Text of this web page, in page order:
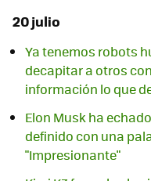
20 julio
Ya tenemos robots
decapitar a otros
información lo que
Elon Musk ha
definido con una
"Impresionante"